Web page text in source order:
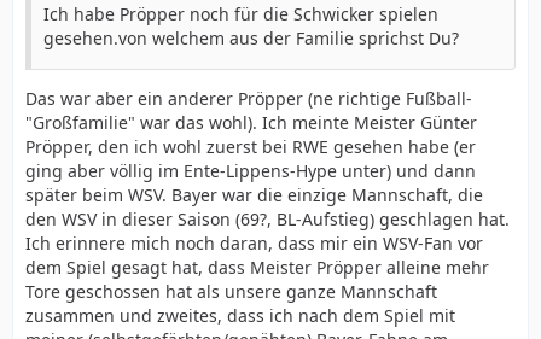
Ich habe Pröpper noch für die Schwicker spielen
gesehen.von welchem aus der Familie sprichst Du?
Das war aber ein anderer Pröpper (ne richtige Fußball-
"Großfamilie" war das wohl). Ich meinte Meister Günter
Pröpper, den ich wohl zuerst bei RWE gesehen habe (er
ging aber völlig im Ente-Lippens-Hype unter) und dann
später beim WSV. Bayer war die einzige Mannschaft, die
den WSV in dieser Saison (69?, BL-Aufstieg) geschlagen hat.
Ich erinnere mich noch daran, dass mir ein WSV-Fan vor
dem Spiel gesagt hat, dass Meister Pröpper alleine mehr
Tore geschossen hat als unsere ganze Mannschaft
zusammen und zweites, dass ich nach dem Spiel mit